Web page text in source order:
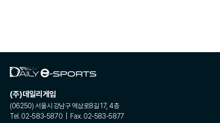
(주)데일리게임
(06250) 서울시 강남구 역삼로8길 17, 4층
Tel. 02-583-5870 | Fax. 02-583-5877